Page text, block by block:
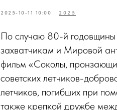
2025-10-11 10:00 2025
По случаю 80-й годовщины
захватчикам и Мировой
фильм «Соколы,
советских летчиков-
летчиков, погибших при
также крепкой дружбе